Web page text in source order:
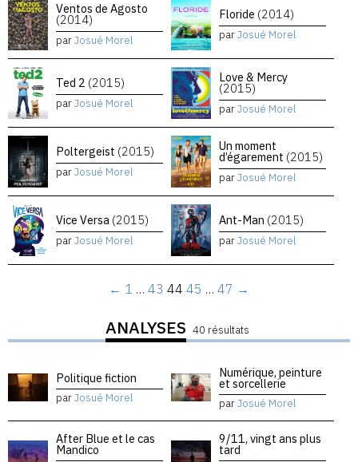
Ventos de Agosto
(2014)
parJosué Morel
Floride (2014)
parJosué Morel
Ted 2 (2015)
parJosué Morel
Love & Mercy
(2015)
parJosué Morel
Poltergeist (2015)
parJosué Morel
Un moment
d’égarement (2015)
parJosué Morel
Vice Versa (2015)
parJosué Morel
Ant-Man (2015)
parJosué Morel
← 1 … 43 44 45 … 47 →
ANALYSES 40 résultats
Politique fiction
parJosué Morel
Numérique, peinture
et sorcellerie
parJosué Morel
After Blue et le cas
Mandico
9/11, vingt ans plus
tard